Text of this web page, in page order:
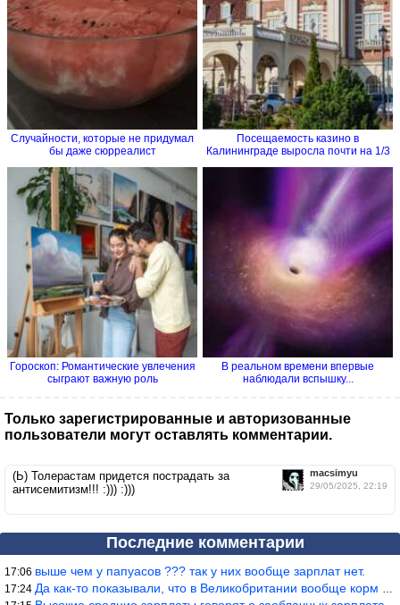
Случайности, которые не придумал
бы даже сюрреалист
Посещаемость казино в
Калининграде выросла почти на 1/3
Гороскоп: Романтические увлечения
сыграют важную роль
В реальном времени впервые
наблюдали вспышку...
Только зарегистрированные и авторизованные
пользователи могут оставлять комментарии.
macsimyu
29/05/2025, 22:19
(Ь) Толерастам придется пострадать за
антисемитизм!!! :))) :)))
Последние комментарии
17:06 выше чем у папуасов ??? так у них вообще зарплат нет.
17:24 Да как-то показывали, что в Великобритании вообще корм для живот